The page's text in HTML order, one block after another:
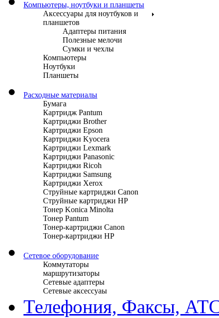
Компьютеры, ноутбуки и планшеты
Аксессуары для ноутбуков и
планшетов
Адаптеры питания
Полезные мелочи
Сумки и чехлы
Компьютеры
Ноутбуки
Планшеты
Расходные материалы
Бумага
Картридж Pantum
Картриджи Brother
Картриджи Epson
Картриджи Kyocera
Картриджи Lexmark
Картриджи Panasonic
Картриджи Ricoh
Картриджи Samsung
Картриджи Xerox
Струйные картриджи Canon
Струйные картриджи HP
Тонер Konica Minolta
Тонер Pantum
Тонер-картриджи Canon
Тонер-картриджи HP
Сетевое оборудование
Коммутаторы
маршрутизаторы
Сетевые адаптеры
Сетевые аксессуаы
Телефония, Факсы,